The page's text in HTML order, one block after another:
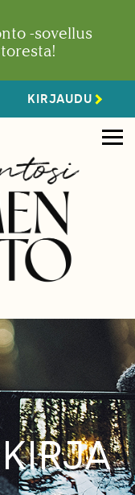
-sovellus
KIRJAUDU